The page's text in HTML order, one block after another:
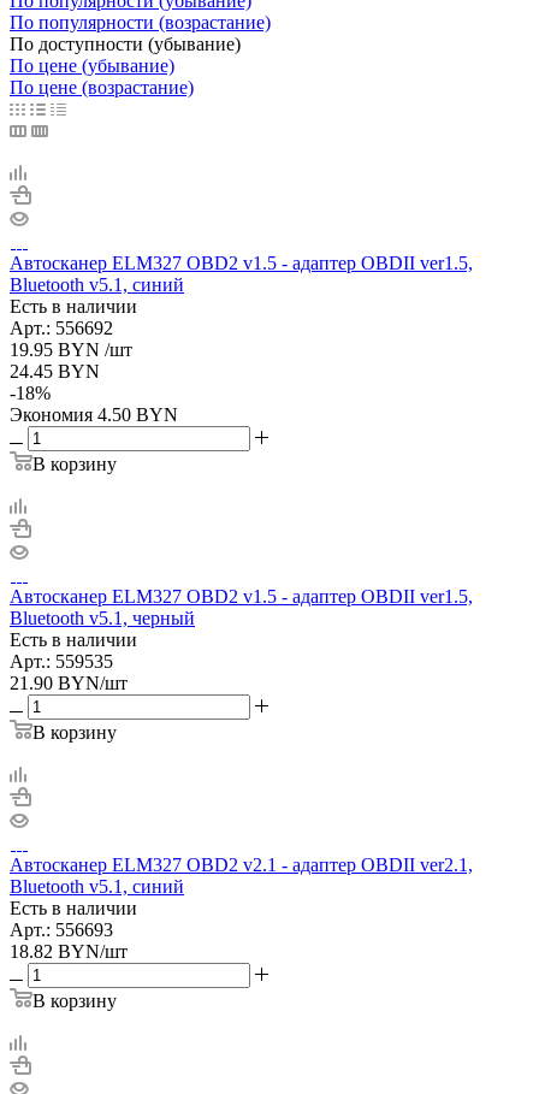
По популярности (возрастание)
По доступности (убывание)
По цене (убывание)
По цене (возрастание)
Автосканер ELM327 OBD2 v1.5 - aдаптер OBDII ver1.5,
Bluetooth v5.1, синий
Есть в наличии
Арт.: 556692
19.95 BYN /шт
24.45 BYN
-18%
Экономия 4.50 BYN
В корзину
Автосканер ELM327 OBD2 v1.5 - aдаптер OBDII ver1.5,
Bluetooth v5.1, черный
Есть в наличии
Арт.: 559535
21.90 BYN/шт
В корзину
Автосканер ELM327 OBD2 v2.1 - aдаптер OBDII ver2.1,
Bluetooth v5.1, синий
Есть в наличии
Арт.: 556693
18.82 BYN/шт
В корзину